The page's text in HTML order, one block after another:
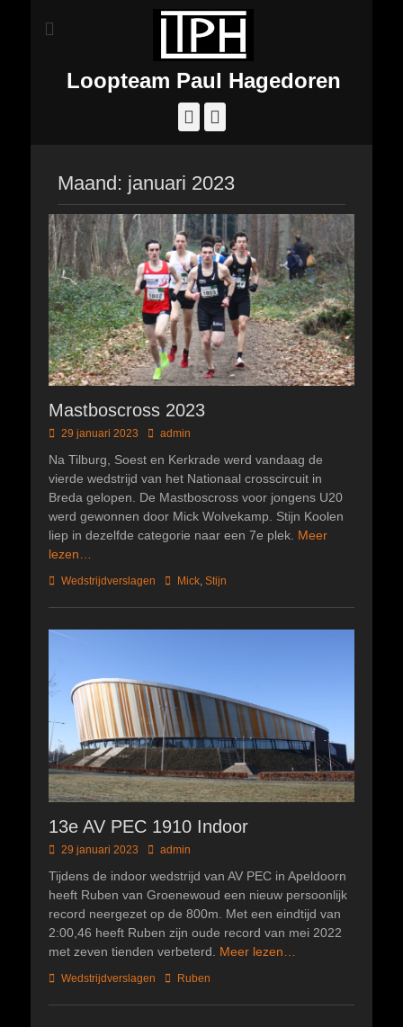
Loopteam Paul Hagedoren
Facebook
Maand: januari 2023
Mastboscross 2023
Geplaatst
29 januari 2023 Author
admin
Na Tilburg, Soest en Kerkrade werd vandaag de
vierde wedstrijd van het Nationaal crosscircuit in
Breda gelopen. De Mastboscross voor jongens U20
werd gewonnen door Mick Wolvekamp. Stijn Koolen
liep in dezelfde categorie naar een 7e plek. Meer
lezen…
Categorieën
Wedstrijdverslagen TagsMick, Stijn
13e AV PEC 1910 Indoor
Geplaatst
29 januari 2023 Author
admin
Tijdens de indoor wedstrijd van AV PEC in Apeldoorn
heeft Ruben van Groenewoud een nieuw persoonlijk
record neergezet op de 800m. Met een eindtijd van
2:00,46 heeft Ruben zijn oude record van mei 2022
met zeven tienden verbeterd. Meer lezen…
Categorieën
Wedstrijdverslagen TagsRuben